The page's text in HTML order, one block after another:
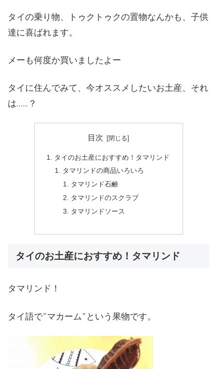
タイの乗り物、トゥクトゥクの置物なんかも、子供
達に喜ばれます。
メーも何度か買いましたよー
タイに住んでみて、今オススメしたいお土産、それ
は……？
目次
タイのお土産におすすめ！タマリンド
タマリンドの商品いろいろ
タマリンド石鹸
タマリンドのスクラブ
タマリンドソース
タイのお土産におすすめ！タマリンド
タマリンド！
タイ語で”マカーム”という果物です。